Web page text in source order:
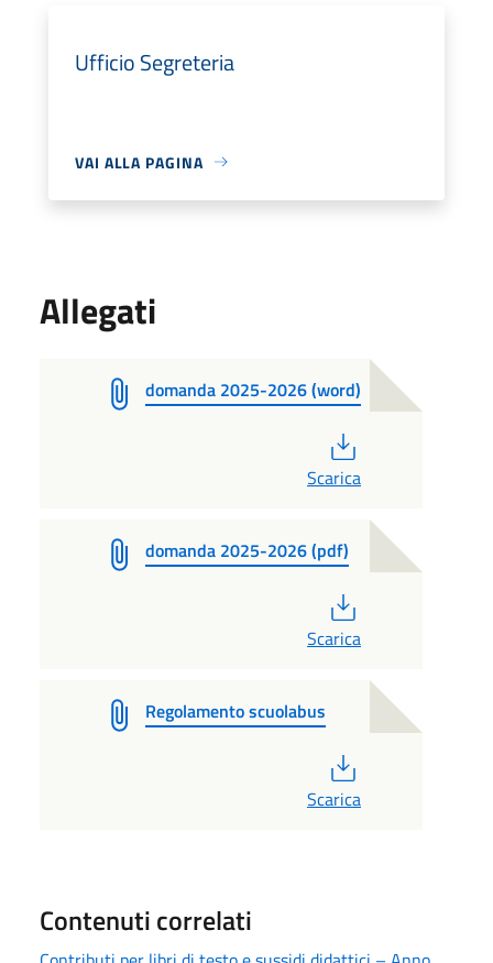
Ufficio Segreteria
VAI ALLA PAGINA
Allegati
domanda 2025-2026 (word)
Scarica
domanda 2025-2026 (pdf)
Scarica
Regolamento scuolabus
Scarica
Contenuti correlati